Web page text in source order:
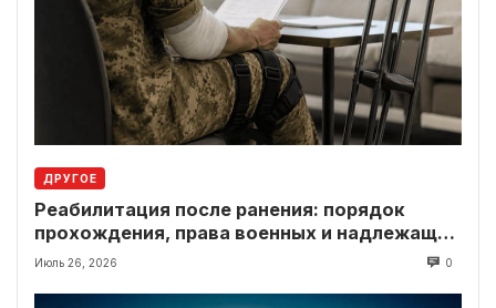
ДРУГОЕ
Реабилитация после ранения: порядок
прохождения, права военных и надлежащие
выплаты
Июль 26, 2026 0